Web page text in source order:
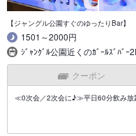
【ジャングル公園すぐのゆったりBar】
1501～2000円
ｼﾞｬﾝｸﾞﾙ公園近くのｶﾞｰﾙｽﾞﾊﾞｰ
クーポン
≪0次会／2次会に♪≫平日60分飲み